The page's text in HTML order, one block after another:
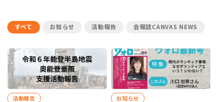
すべて お知らせ 活動報告 会報誌CANVAS NEWS
活動報告 お知らせ